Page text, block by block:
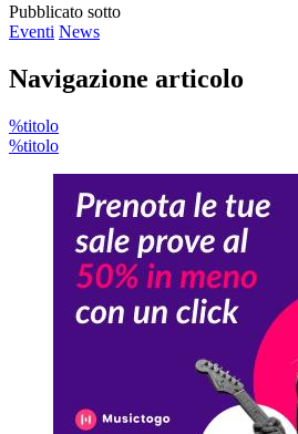
Pubblicato sotto
Eventi News
Navigazione articolo
%titolo
%titolo